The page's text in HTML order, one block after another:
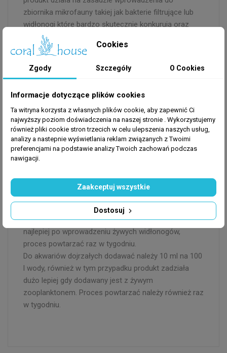
zbiornika mikrofauny takiej jak bakterie filtrujące lub
widłonogi które bardzo skutecznie konkurują oraz
zjadają szkodniki niechciane w zbiorniku.
-Różnorodne szczepy bakterii, mikroorganizmy,
minerały oraz składniki odżywcze.
-Zwiększy odporność korali, poprzez zwiększenie
liczby widłonogów pozbywających się resztek
pokarmu co znacznie zwiększy czystość wody.
Produkt przed użyciem należy wstrząsnąć, a
następnie wlać go w miejsce gdzie przepływ wody
Do nowych akwariów używać 50 ml na 100 l wody,
najlepiej po wprowadzeniu żywych widłonogów,
proces powtarzać raz w tygodniu.
Do akwariów dojrzałych dodawać należy 10 ml na 100
l wody, również w tym przypadku produkt zadziała
dużo lepiej gdy dodawany jest z żywym
zooplanktonem. Proces powtarzać należy również raz
w tygodniu.
Cookies
Zgody Szczegóły O Cookies
Informacje dotyczące plików cookies
Ta witryna korzysta z własnych plików cookie, aby zapewnić Ci
najwyższy poziom doświadczenia na naszej stronie . Wykorzystujemy
również pliki cookie stron trzecich w celu ulepszenia naszych usług,
analizy a nastepnie wyświetlania reklam związanych z Twoimi
preferencjami na podstawie analizy Twoich zachowań podczas
nawigacji.
Dostosuj
Zaakceptuj wszystkie